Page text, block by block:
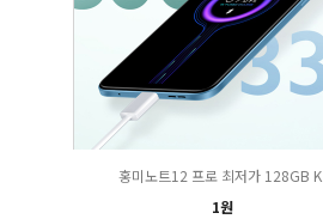
홍미노트12 프로 최저가 128GB K
1원